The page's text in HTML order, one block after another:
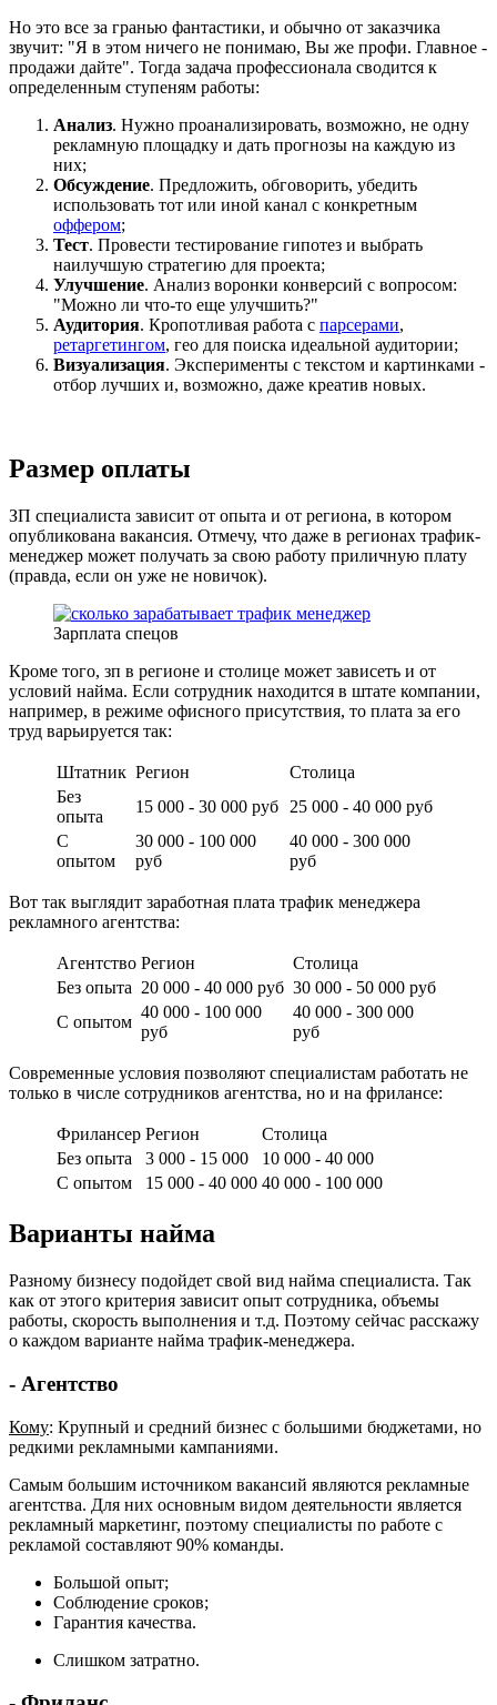
Но это все за гранью фантастики, и обычно от заказчика
звучит: "Я в этом ничего не понимаю, Вы же профи. Главное -
продажи дайте". Тогда задача профессионала сводится к
определенным ступеням работы:
Анализ. Нужно проанализировать, возможно, не одну
рекламную площадку и дать прогнозы на каждую из
них;
Обсуждение. Предложить, обговорить, убедить
использовать тот или иной канал с конкретным
оффером;
Тест. Провести тестирование гипотез и выбрать
наилучшую стратегию для проекта;
Улучшение. Анализ воронки конверсий с вопросом:
"Можно ли что-то еще улучшить?"
Аудитория. Кропотливая работа с парсерами,
ретаргетингом, гео для поиска идеальной аудитории;
Визуализация. Эксперименты с текстом и картинками -
отбор лучших и, возможно, даже креатив новых.
Размер оплаты
ЗП специалиста зависит от опыта и от региона, в котором
опубликована вакансия. Отмечу, что даже в регионах трафик-
менеджер может получать за свою работу приличную плату
(правда, если он уже не новичок).
Зарплата спецов
Кроме того, зп в регионе и столице может зависеть и от
условий найма. Если сотрудник находится в штате компании,
например, в режиме офисного присутствия, то плата за его
труд варьируется так:
Штатник Регион
Столица
Без
опыта
15 000 - 30 000 руб
25 000 - 40 000 руб
С
опытом
30 000 - 100 000
руб
40 000 - 300 000
руб
Вот так выглядит заработная плата трафик менеджера
рекламного агентства:
Агентство Регион
Столица
Без опыта 20 000 - 40 000 руб 30 000 - 50 000 руб
С опытом
40 000 - 100 000
руб
40 000 - 300 000
руб
Современные условия позволяют специалистам работать не
только в числе сотрудников агентства, но и на фрилансе:
Фрилансер Регион
Столица
Без опыта
3 000 - 15 000
10 000 - 40 000
С опытом
15 000 - 40 000 40 000 - 100 000
Варианты найма
Разному бизнесу подойдет свой вид найма специалиста. Так
как от этого критерия зависит опыт сотрудника, объемы
работы, скорость выполнения и т.д. Поэтому сейчас расскажу
о каждом варианте найма трафик-менеджера.
- Агентство
Кому: Крупный и средний бизнес с большими бюджетами, но
редкими рекламными кампаниями.
Самым большим источником вакансий являются рекламные
агентства. Для них основным видом деятельности является
рекламный маркетинг, поэтому специалисты по работе с
рекламой составляют 90% команды.
Большой опыт;
Соблюдение сроков;
Гарантия качества.
Слишком затратно.